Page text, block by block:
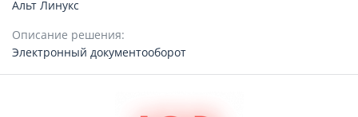
Альт Линукс
Описание решения:
Электронный документооборот